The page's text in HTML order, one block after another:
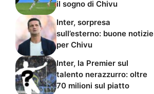
il sogno di Chivu
Inter, sorpresa
sull’esterno: buone notizie
per Chivu
Inter, la Premier sul
talento nerazzurro: oltre
70 milioni sul piatto